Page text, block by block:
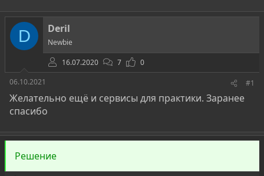
о
р
е
а
н
ч
а
л
а
и
D Deril
Newbie
16.07.2020
7
0
06.10.2021
#1
Желательно ещё и сервисы для практики. Заранее
спасибо
Решение